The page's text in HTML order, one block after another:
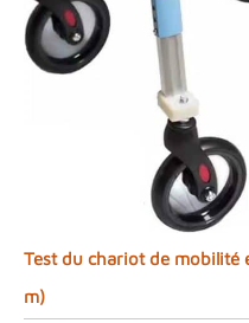
Test du chariot de mobilité
m)